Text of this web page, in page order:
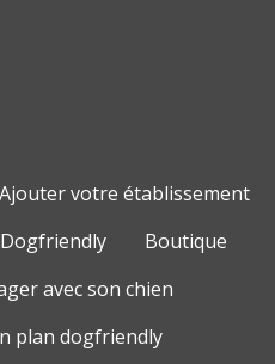
Ajouter votre établissement
Boutique
avec son chien
plan dogfriendly